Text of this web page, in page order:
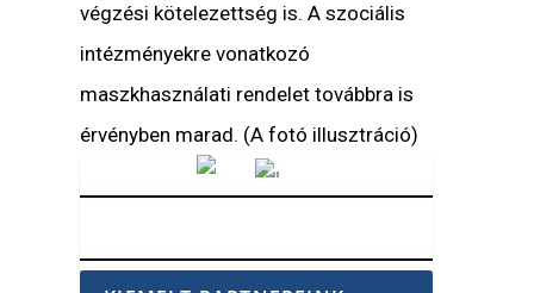
végzési kötelezettség is. A szociális
intézményekre vonatkozó
maszkhasználati rendelet továbbra is
érvényben marad. (A fotó illusztráció)